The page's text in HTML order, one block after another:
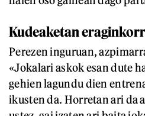
Kudeaketan
Perezen inguruan,
«Jokalari askok esan dute
gehien lagundu dien
ikusten da. Horretan ari da